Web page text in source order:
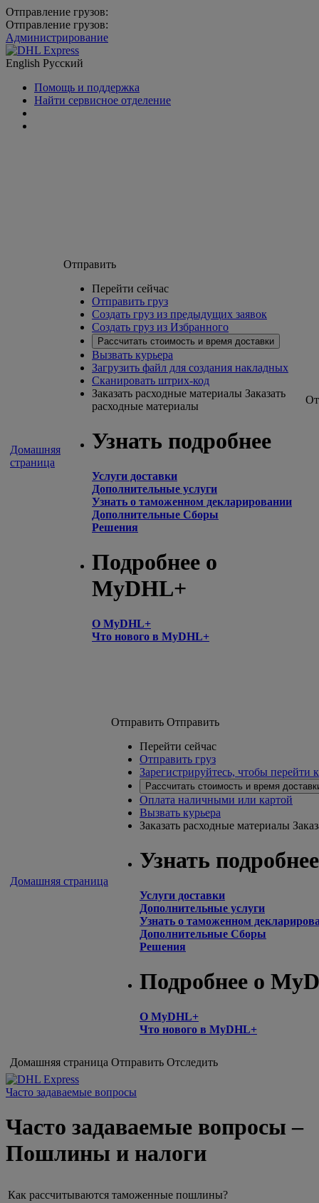
Отправление грузов:
Отправление грузов:
Администрирование
English Русский
Помощь и поддержка
Найти сервисное отделение
Домашняя
страница
Отправить
Перейти сейчас
Отправить груз
Создать груз из предыдущих заявок
Создать груз из Избранного
Рассчитать стоимость и время доставки
Вызвать курьера
Загрузить файл для создания накладных
Сканировать штрих-код
Заказать расходные материалы Заказать
расходные материалы
Узнать подробнее
Услуги доставки
Дополнительные услуги
Узнать о таможенном декларировании
Дополнительные Сборы
Решения
Подробнее о
MyDHL+
О MyDHL+
Что нового в MyDHL+
Домашняя страница
Отправить Отправить
Перейти сейчас
Отправить груз
Зарегистрируйтесь, чтобы
Рассчитать стоимость и время
Оплата наличными или картой
Вызвать курьера
Заказать расходные материалы
Узнать подробнее
Услуги доставки
Дополнительные услуги
Узнать о таможенном
Дополнительные Сборы
Решения
Подробнее о
О MyDHL+
Что нового в MyDHL+
Домашняя страница Отправить Отследить
Часто задаваемые вопросы
Часто задаваемые вопросы –
Пошлины и налоги
Как рассчитываются таможенные пошлины?